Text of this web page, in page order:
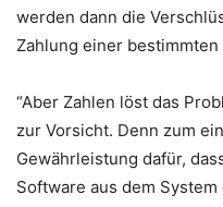
werden dann die
Zahlung einer
“Aber Zahlen löst das
zur Vorsicht. Denn zum
Gewährleistung dafür,
Software aus dem